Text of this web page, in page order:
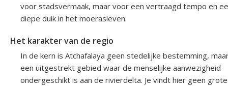
voor stadsvermaak, maar voor een vertraagd tempo en
diepe duik in het moerasleven.
Het karakter van de regio
In de kern is Atchafalaya geen stedelijke bestemming,
een uitgestrekt gebied waar de menselijke aanwezigheid
ondergeschikt is aan de rivierdelta. Je vindt hier geen grote